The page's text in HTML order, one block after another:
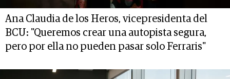
Ana Claudia de los Heros, vicepresidenta del
BCU: "Queremos crear una autopista segura,
pero por ella no pueden pasar solo Ferraris"